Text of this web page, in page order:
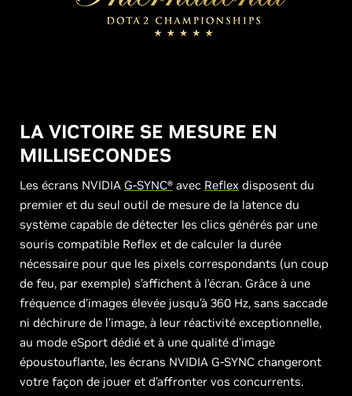
LA VICTOIRE SE MESURE EN
MILLISECONDES
Les écrans NVIDIA G-SYNC® avec Reflex disposent du
premier et du seul outil de mesure de la latence du
système capable de détecter les clics générés par une
souris compatible Reflex et de calculer la durée
nécessaire pour que les pixels correspondants (un coup
de feu, par exemple) s’affichent à l’écran. Grâce à une
fréquence d’images élevée jusqu’à 360 Hz, sans saccade
ni déchirure de l’image, à leur réactivité exceptionnelle,
au mode eSport dédié et à une qualité d’image
époustouflante, les écrans NVIDIA G-SYNC changeront
votre façon de jouer et d’affronter vos concurrents.